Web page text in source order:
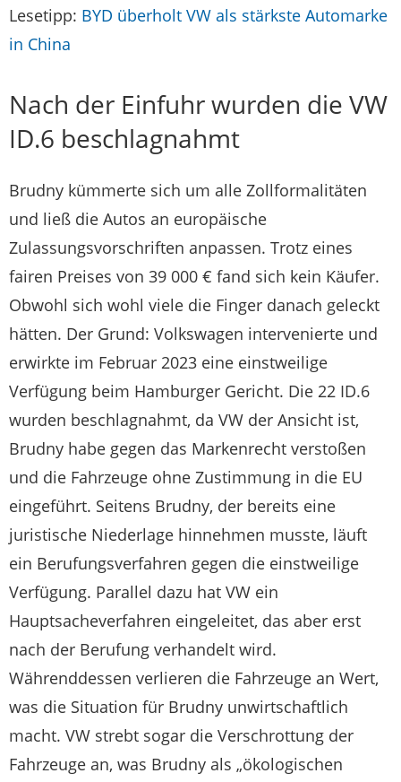
Lesetipp: BYD überholt VW als stärkste Automarke
in China
Nach der Einfuhr wurden die VW
ID.6 beschlagnahmt
Brudny kümmerte sich um alle Zollformalitäten
und ließ die Autos an europäische
Zulassungsvorschriften anpassen. Trotz eines
fairen Preises von 39 000 € fand sich kein Käufer.
Obwohl sich wohl viele die Finger danach geleckt
hätten. Der Grund: Volkswagen intervenierte und
erwirkte im Februar 2023 eine einstweilige
Verfügung beim Hamburger Gericht. Die 22 ID.6
wurden beschlagnahmt, da VW der Ansicht ist,
Brudny habe gegen das Markenrecht verstoßen
und die Fahrzeuge ohne Zustimmung in die EU
eingeführt. Seitens Brudny, der bereits eine
juristische Niederlage hinnehmen musste, läuft
ein Berufungsverfahren gegen die einstweilige
Verfügung. Parallel dazu hat VW ein
Hauptsacheverfahren eingeleitet, das aber erst
nach der Berufung verhandelt wird.
Währenddessen verlieren die Fahrzeuge an Wert,
was die Situation für Brudny unwirtschaftlich
macht. VW strebt sogar die Verschrottung der
Fahrzeuge an, was Brudny als „ökologischen